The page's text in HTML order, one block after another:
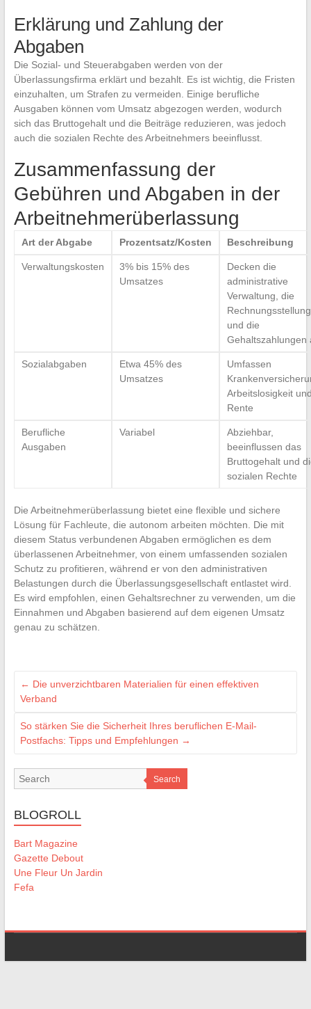
Erklärung und Zahlung der
Abgaben
Die Sozial- und Steuerabgaben werden von der
Überlassungsfirma erklärt und bezahlt. Es ist wichtig, die Fristen
einzuhalten, um Strafen zu vermeiden. Einige berufliche
Ausgaben können vom Umsatz abgezogen werden, wodurch
sich das Bruttogehalt und die Beiträge reduzieren, was jedoch
auch die sozialen Rechte des Arbeitnehmers beeinflusst.
Zusammenfassung der
Gebühren und Abgaben in der
Arbeitnehmerüberlassung
Art der Abgabe Prozentsatz/Kosten Beschreibung
Verwaltungskosten
3% bis 15% des
Umsatzes
Decken die
administrative
Verwaltung, die
Rechnungsstellung
und die
Gehaltszahlungen
Sozialabgaben
Etwa 45% des
Umsatzes
Umfassen
Arbeitslosigkeit
Rente
Berufliche
Ausgaben
Variabel
Abziehbar,
beeinflussen das
Bruttogehalt und
sozialen Rechte
Die Arbeitnehmerüberlassung bietet eine flexible und sichere
Lösung für Fachleute, die autonom arbeiten möchten. Die mit
diesem Status verbundenen Abgaben ermöglichen es dem
überlassenen Arbeitnehmer, von einem umfassenden sozialen
Schutz zu profitieren, während er von den administrativen
Belastungen durch die Überlassungsgesellschaft entlastet wird.
Es wird empfohlen, einen Gehaltsrechner zu verwenden, um die
Einnahmen und Abgaben basierend auf dem eigenen Umsatz
genau zu schätzen.
← Die unverzichtbaren Materialien für einen effektiven
Verband
So stärken Sie die Sicherheit Ihres beruflichen E-Mail-
Postfachs: Tipps und Empfehlungen →
Search
BLOGROLL
Bart Magazine
Gazette Debout
Une Fleur Un Jardin
Fefa